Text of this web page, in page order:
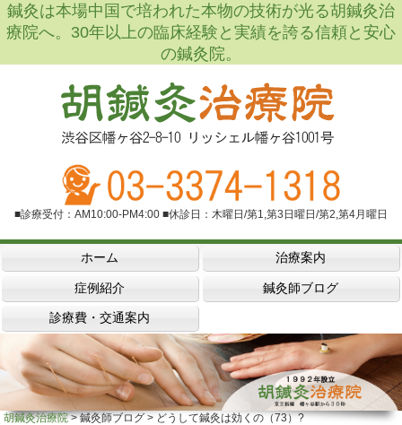
鍼灸は本場中国で培われた本物の技術が光る胡鍼灸治
療院へ。30年以上の臨床経験と実績を誇る信頼と安心
の鍼灸院。
■診療受付：AM10:00-PM4:00 ■休診日：木曜日/第1,第3日曜日/第2,第4月曜日
ホーム 治療案内
症例紹介 鍼灸師ブログ
診療費・交通案内
胡鍼灸治療院>鍼灸師ブログ> どうして鍼灸は効くの（73）?